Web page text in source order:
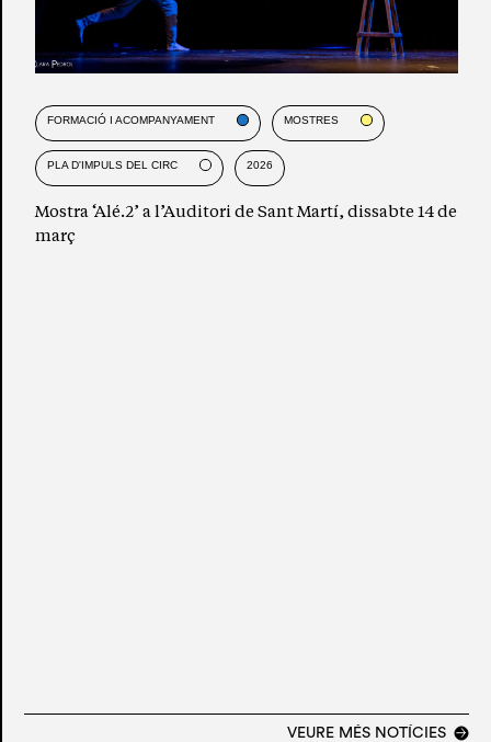
FORMACIÓ I ACOMPANYAMENT MOSTRES
PLA D'IMPULS DEL CIRC 2026
Mostra ‘Alé.2’ a l’Auditori de Sant Martí, dissabte 14 de
març
VEURE MÉS NOTÍCIES